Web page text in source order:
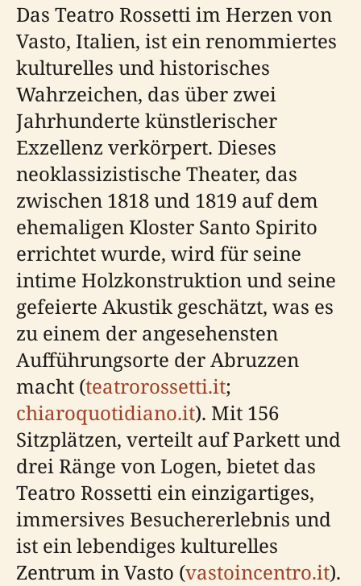
Das Teatro Rossetti im Herzen von
Vasto, Italien, ist ein renommiertes
kulturelles und historisches
Wahrzeichen, das über zwei
Jahrhunderte künstlerischer
Exzellenz verkörpert. Dieses
neoklassizistische Theater, das
zwischen 1818 und 1819 auf dem
ehemaligen Kloster Santo Spirito
errichtet wurde, wird für seine
intime Holzkonstruktion und seine
gefeierte Akustik geschätzt, was es
zu einem der angesehensten
Aufführungsorte der Abruzzen
macht (teatrorossetti.it;
chiaroquotidiano.it). Mit 156
Sitzplätzen, verteilt auf Parkett und
drei Ränge von Logen, bietet das
Teatro Rossetti ein einzigartiges,
immersives Besuchererlebnis und
ist ein lebendiges kulturelles
Zentrum in Vasto (vastoincentro.it).